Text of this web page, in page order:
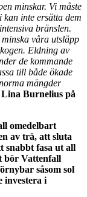
minskar. Vi måste
inte ersätta dem
bränslen.
våra utsläpp
Eldning av
de kommande
till både ökade
mängder
Lina Burnelius på
omedelbart
av trä, att sluta
snabbt fasa ut all
bör Vattenfall
såsom sol
investera i